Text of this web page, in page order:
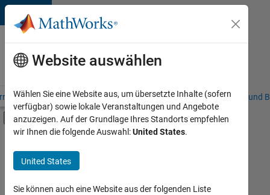
Weiter zum Inhalt
Karriere
bei
MathWorks
– Übersicht Stellensuche Niederlassungen Studierende und
Umschaltung für Off-Canvas-
Hauptinhalt
Programm für Berufseinsteiger (EDG)
Infrastructure and Architecture
Product Development
+5
Website auswählen
Wählen Sie eine Website aus, um übersetzte Inhalte (sofern
verfügbar) sowie lokale Veranstaltungen und Angebote
anzuzeigen. Auf der Grundlage Ihres Standorts empfehlen
wir Ihnen die folgende Auswahl:United States.
United States
Sie können auch eine Website aus der folgenden Liste